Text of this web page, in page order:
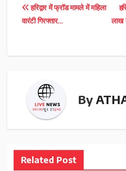
Post
लाख
हरिद्वार में फ्रॉड मामले में महिला
वारंटी गिरफ्तार…
By
Related Post